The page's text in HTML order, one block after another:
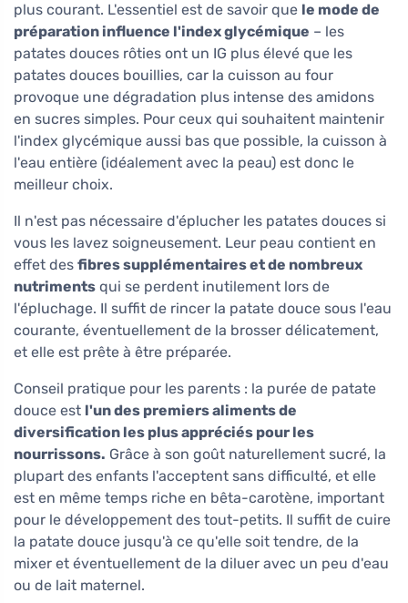
plus courant. L'essentiel est de savoir que le mode de
préparation influence l'index glycémique – les
patates douces rôties ont un IG plus élevé que les
patates douces bouillies, car la cuisson au four
provoque une dégradation plus intense des amidons
en sucres simples. Pour ceux qui souhaitent maintenir
l'index glycémique aussi bas que possible, la cuisson à
l'eau entière (idéalement avec la peau) est donc le
meilleur choix.
Il n'est pas nécessaire d'éplucher les patates douces si
vous les lavez soigneusement. Leur peau contient en
effet des fibres supplémentaires et de nombreux
nutriments qui se perdent inutilement lors de
l'épluchage. Il suffit de rincer la patate douce sous l'eau
courante, éventuellement de la brosser délicatement,
et elle est prête à être préparée.
Conseil pratique pour les parents : la purée de patate
douce est l'un des premiers aliments de
diversification les plus appréciés pour les
nourrissons. Grâce à son goût naturellement sucré, la
plupart des enfants l'acceptent sans difficulté, et elle
est en même temps riche en bêta-carotène, important
pour le développement des tout-petits. Il suffit de cuire
la patate douce jusqu'à ce qu'elle soit tendre, de la
mixer et éventuellement de la diluer avec un peu d'eau
ou de lait maternel.